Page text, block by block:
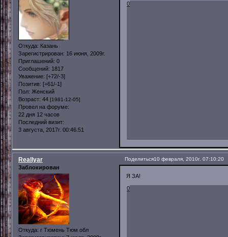
Откуда: Казань
Зарегистрирован: 16 июня, 2009г.
Приглашений: 0
Сообщений: 1817
Уважение: [+72/-3]
Позитив: [+61/-1]
Пол: Женский
Возраст: 44 [1981-12-05]
Провел на форуме:
22 дня 12 часов
Последний визит:
3 августа, 2017г. 00:46:51
0
Поделиться10 февраля, 2010г. 07:10:20
Reallyar
Заблокирован
Откуда: г Тюмень Тюм обл
Я ЗА!
0